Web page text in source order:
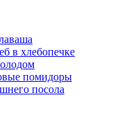
в хлебопечке
помидоры
посола